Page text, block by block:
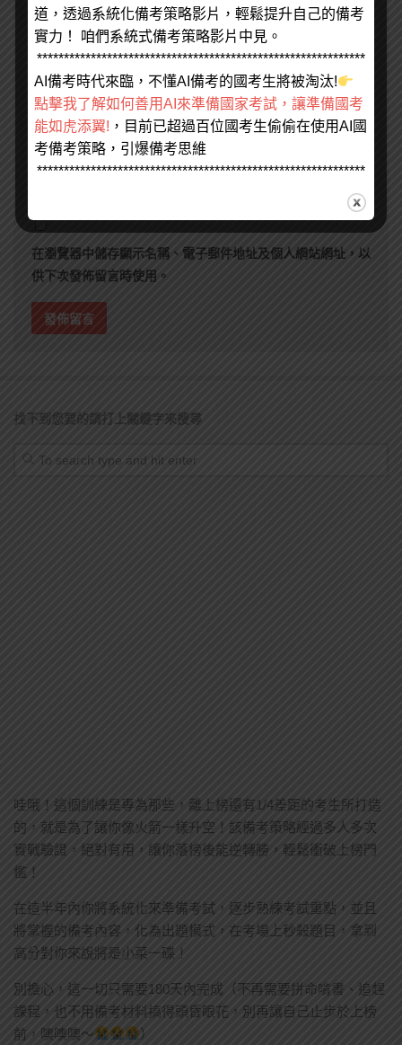
顯示名稱* 電子郵件地址
個人網站網址
在瀏覽器中儲存顯示名稱、電子郵件地址及個人網站網址，以
供下次發佈留言時使用。
找不到您要的請打上關鍵字來搜尋
哇哦！這個訓練是專為那些，離上榜還有1/4差距的考生所打造
的，就是為了讓你像火箭一樣升空！該備考策略經過多人多次
實戰驗證，絕對有用，讓你落榜後能逆轉勝，輕鬆衝破上榜門
檻！
在這半年內你將系統化來準備考試，逐步熟練考試重點，並且
將掌握的備考內容，化為出題模式，在考場上秒殺題目，拿到
高分對你來說將是小菜一碟！
別擔心，這一切只需要180天內完成（不再需要拼命啃書、追趕
課程，也不用備考材料搞得頭昏眼花，別再讓自己止步於上榜
前，噢噢噢～
）
道，透過系統化備考策略影片，輕鬆提升自己的備考
實力！ 咱們系統式備考策略影片中見。
*************************************************************
AI備考時代來臨，不懂AI備考的國考生將被淘汰!
點擊我了解如何善用AI來準備國家考試，讓準備國考
能如虎添翼! ，目前已超過百位國考生偷偷在使用AI國
考備考策略，引爆備考思維
*************************************************************